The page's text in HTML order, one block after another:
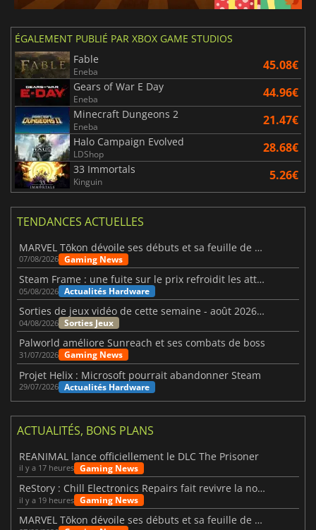
ÉGALEMENT PUBLIÉ PAR XBOX GAME STUDIOS
Fable
Eneba 45.08€
Gears of War E Day
Eneba 44.96€
Minecraft Dungeons 2
Eneba 21.47€
Halo Campaign Evolved
LDShop 28.68€
33 Immortals
Kinguin 5.26€
TENDANCES ACTUELLES
MARVEL Tōkon dévoile ses débuts et sa feuille de route
07/08/2026 Gaming News
Steam Frame : une fuite sur le prix refroidit les attentes VR
05/08/2026 Actualités Hardware
Sorties de jeux vidéo de cette semaine - août 2026 (semaine 32)
04/08/2026 Sorties Jeux
Palworld améliore Sunreach et ses combats de boss
31/07/2026 Gaming News
Projet Helix : Microsoft pourrait abandonner Steam
29/07/2026 Actualités Hardware
ACTUALITÉS, BONS PLANS
REANIMAL lance officiellement le DLC The Prisoner
il y a 17 heures Gaming News
ReStory : Chill Electronics Repairs fait revivre la nostalgie des années 2000
il y a 19 heures Gaming News
MARVEL Tōkon dévoile ses débuts et sa feuille de route